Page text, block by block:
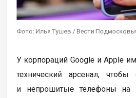
Фото: Илья Тушев / Вести
У корпораций Google и Apple
технический арсенал, чтобы
и непрошитые телефоны на